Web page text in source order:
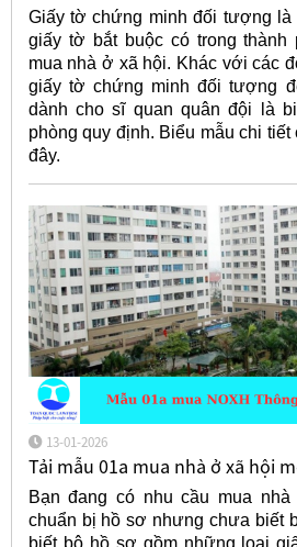
Giấy tờ chứng minh đối tượng là
giấy tờ bắt buộc có trong
mua nhà ở xã hội. Khác với các
giấy tờ chứng minh đối tượng
dành cho sĩ quan quân đội là
phòng quy định. Biểu mẫu chi
đây.
13-01-2026
Tải mẫu 01a mua nhà ở xã hội
Bạn đang có nhu cầu mua
chuẩn bị hồ sơ nhưng chưa biết
biết bộ hồ sơ gồm những loại